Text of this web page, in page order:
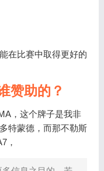
在比赛中取得更好的
赞助的？
，这个牌子是我非
特蒙德，而那不勒斯
，